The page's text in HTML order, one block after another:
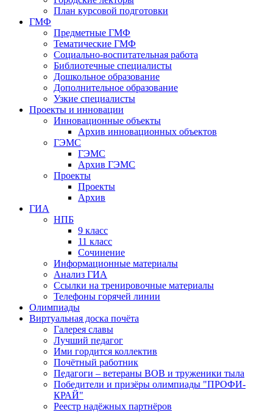
План курсовой подготовки
ГМФ
Предметные ГМФ
Тематические ГМФ
Социально-воспитательная работа
Библиотечные специалисты
Дошкольное образование
Дополнительное образование
Узкие специалисты
Проекты и инновации
Инновационные объекты
Архив инновационных объектов
ГЭМС
ГЭМС
Архив ГЭМС
Проекты
Проекты
Архив
ГИА
НПБ
9 класс
11 класс
Сочинение
Информационные материалы
Анализ ГИА
Ссылки на тренировочные материалы
Телефоны горячей линии
Олимпиады
Виртуальная доска почёта
Галерея славы
Лучший педагог
Ими гордится коллектив
Почётный работник
Педагоги – ветераны ВОВ и труженики тыла
Победители и призёры олимпиады "ПРОФИ-
КРАЙ"
Реестр надёжных партнёров